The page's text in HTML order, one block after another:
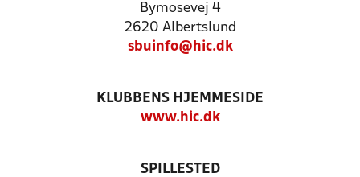
Bymosevej 4
2620 Albertslund
sbuinfo@hic.dk
KLUBBENS HJEMMESIDE
www.hic.dk
SPILLESTED